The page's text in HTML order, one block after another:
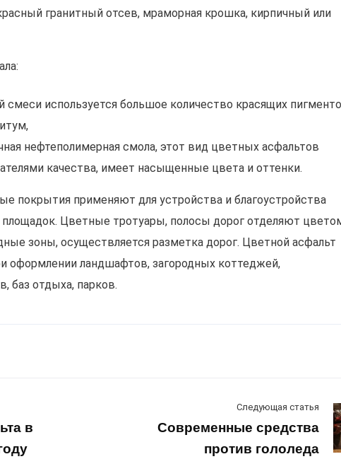
гранитный отсев, мраморная крошка, кирпичный или
используется большое количество красящих
нефтеполимерная смола, этот вид цветных асфальтов
качества, имеет насыщенные цвета и оттенки.
покрытия применяют для устройства и благоустройства
площадок. Цветные тротуары, полосы дорог отделяют
зоны, осуществляется разметка дорог. Цветной асфальт
оформлении ландшафтов, загородных коттеджей,
баз отдыха, парков.
в
Следующая статья
Современные средства
против гололеда